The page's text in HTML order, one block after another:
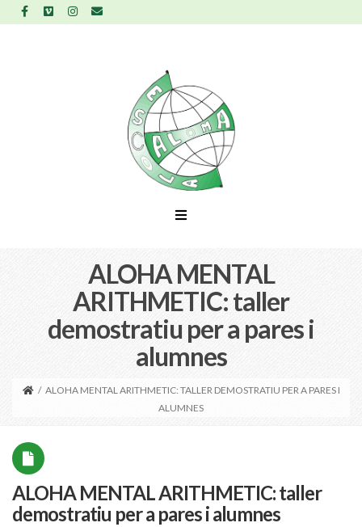
ALOHA MENTAL
ARITHMETIC: taller
demostratiu per a pares i
alumnes
/ ALOHA MENTAL ARITHMETIC: TALLER DEMOSTRATIU PER A PARES I
ALUMNES
ALOHA MENTAL ARITHMETIC: taller
demostratiu per a pares i alumnes